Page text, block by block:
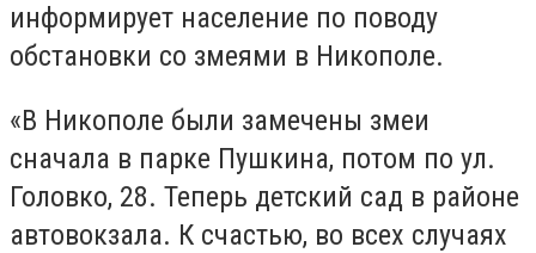
информирует население по поводу
обстановки со змеями в Никополе.
«В Никополе были замечены змеи
сначала в парке Пушкина, потом по ул.
Головко, 28. Теперь детский сад в районе
автовокзала. К счастью, во всех случаях